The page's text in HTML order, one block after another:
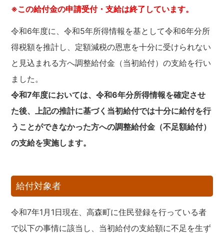
※この給付金の申請受付・支給は終了しています。
令和6年度に、令和5年所得情報を基として令和6年分所
得税額を推計し、定額減税の恩恵を十分に受けられない
と見込まれる方へ調整給付金（当初給付）の支給を行い
ました。
令和7年度においては、令和6年分所得情報を確定させ
た後、上記の推計に基づく当初給付では十分に給付を行
うことができなかった方への調整給付金（不足額給付）
の支給を実施します。
給付対象者
令和7年1月1日現在、高森町に住民登録を行っている者
で以下の事情に該当し、当初給付の支給額に不足を生ず